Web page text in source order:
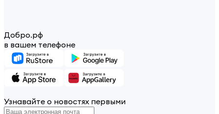
Добро.рф
в вашем телефоне
Узнавайте о новостях первыми